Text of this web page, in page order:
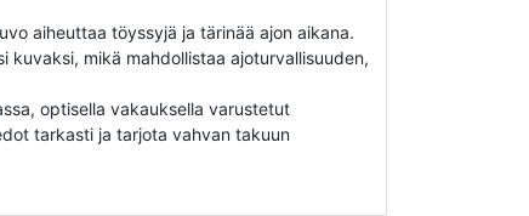
aiheuttaa töyssyjä ja tärinää ajon aikana.
kuvaksi, mikä mahdollistaa ajoturvallisuuden,
optisella vakauksella varustetut
tarkasti ja tarjota vahvan takuun